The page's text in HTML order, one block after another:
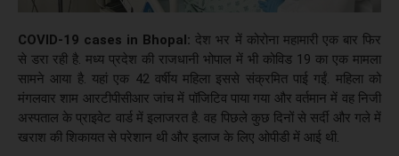
COVID-19 cases in Bhopal:देश भर में कोरोना महामारी एक बार फिर
से डरा रही है. मध्य प्रदेश की राजधानी भोपाल में भी कोविड 19 का एक मामला
सामने आया है. यहां एक 42 वर्षीय महिला इससे संक्रमित पाई गईं. महिला को
मंगलवार शाम आरटीपीसीआर जांच में पॉजिटिव पाया गया और वर्तमान में वह निजी
अस्पताल के प्राइवेट वार्ड में इलाजरत है. वह पिछले कुछ दिनों से सर्दी और गले में
खराश की शिकायत से परेशान थी और इलाज के लिए ओपीडी में आई थी.